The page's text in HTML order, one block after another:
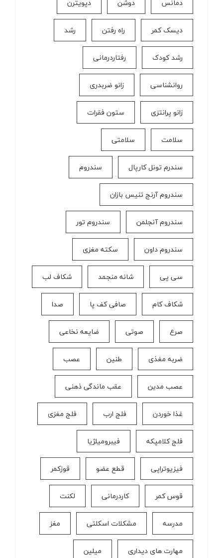
دمانس دوشن دپویترن
دیسک کمر راه رفتن رشد
رشد کودک رفتاردرمانی
روانشناسی زانو ضربدری
زانو پرانتزی ستون فقرات
سلامت سلامتی
سندرم تونل کارپال سندروم
سندروم آرنج تنیس بازان
سندروم آنجلمن سندروم تور
سندروم داون سکته مغزی
سی پی شانه منجمد شکاف لب
شکاف کام صافی کف پا صدا
صرع صوتی ضایعه نخاعی
ضربه مغذی طنین عصب
عصب مدین عقب ماندگی ذهنی
غذا خوردن فلج ارب فلج مغزی
فلج کلامپکه فیبرومیلژیا
فیزیوتراپی قطع عضو قوزکمر
قوس کمر كاردرمانی لکنت
مدرسه مشکلات اسکلتی مغز
مهارت های دیداری میلین